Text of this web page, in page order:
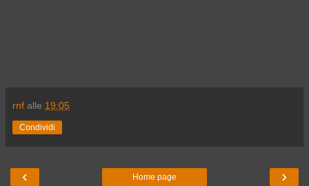
rnf alle 19:05
Condividi
‹ ›
Home page